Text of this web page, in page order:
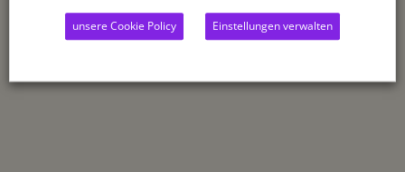
unsere Cookie Policy Einstellungen verwalten